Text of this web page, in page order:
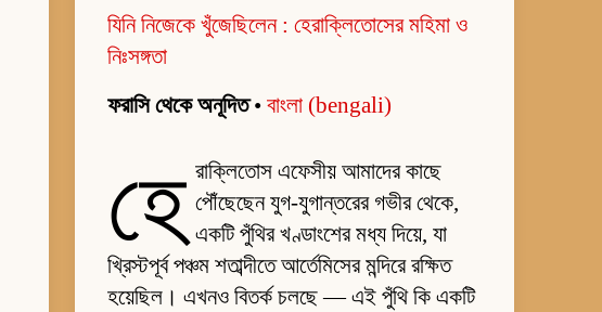
যিনি নিজেকে খুঁজেছিলেন : হেরাক্লিতোসের মহিমা ও
নিঃসঙ্গতা
ফরাসি থেকে অনূদিত•বাংলা (bengali)
হে রাক্লিতোস এফেসীয় আমাদের কাছে
পৌঁছেছেন যুগ-যুগান্তরের গভীর থেকে,
একটি পুঁথির খণ্ডাংশের মধ্য দিয়ে, যা
খ্রিস্টপূর্ব পঞ্চম শতাব্দীতে আর্তেমিসের মন্দিরে রক্ষিত
হয়েছিল। এখনও বিতর্ক চলছে — এই পুঁথি কি একটি